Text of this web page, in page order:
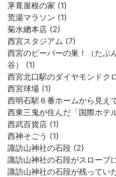
茅葺屋根の家 (1)
荒湯マラソン (1)
菊水總本店 (2)
西宮スタジアム (7)
西宮のビーバーの巣！（たぶ
谷） (1)
西宮北口駅のダイヤモンドク
西宮球場 (1)
西明石駅６番ホームから見え
西東三鬼が住んだ「国際ホテ
西武百貨店 (1)
西神そごう (1)
諏訪山神社の石段 (2)
諏訪山神社の石段がスロープ
諏訪山神社の石段が残ってい